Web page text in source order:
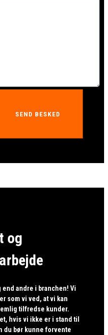
SEND BESKED
og
andre i branchen! Vi
som vi ved, at vi kan
tilfredse kunder.
hvis vi ikke er i stand til
du bør kunne forvente